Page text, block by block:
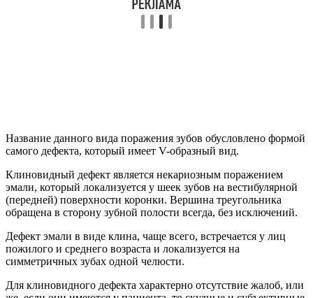
Название данного вида поражения зубов обусловлено формой
самого дефекта, который имеет V-образный вид.
Клиновидный дефект является некариозным поражением
эмали, который локализуется у шеек зубов на вестибулярной
(передней) поверхности коронки. Вершина треугольника
обращена в сторону зубной полости всегда, без исключений.
Дефект эмали в виде клина, чаще всего, встречается у лиц
пожилого и среднего возраста и локализуется на
симметричных зубах одной челюсти.
Для клиновидного дефекта характерно отсутствие жалоб, или